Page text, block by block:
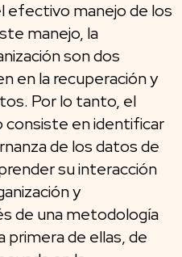
efectivo manejo de los
manejo, la
son dos
en la recuperación y
Por lo tanto, el
en identificar
de los datos de
su interacción
y
de una metodología
primera de ellas, de